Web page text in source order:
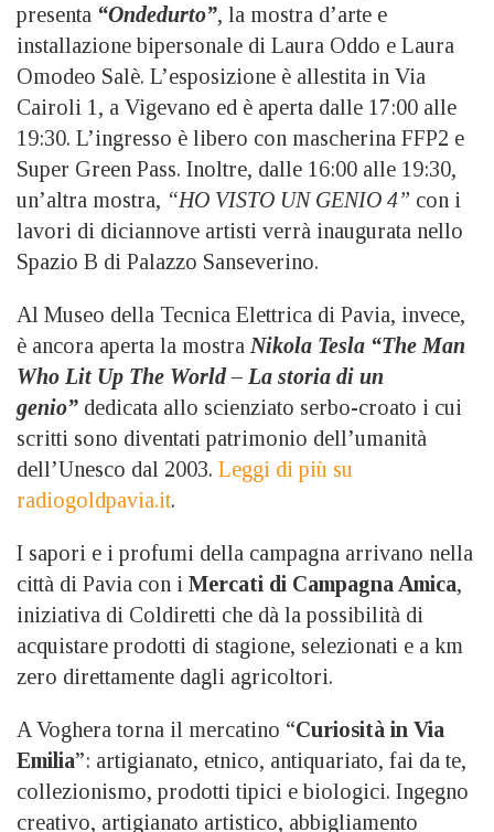
presenta “Ondedurto”, la mostra d’arte e
installazione bipersonale di Laura Oddo e Laura
Omodeo Salè. L’esposizione è allestita in Via
Cairoli 1, a Vigevano ed è aperta dalle 17:00 alle
19:30. L’ingresso è libero con mascherina FFP2 e
Super Green Pass. Inoltre, dalle 16:00 alle 19:30,
un’altra mostra, “HO VISTO UN GENIO 4” con i
lavori di diciannove artisti verrà inaugurata nello
Spazio B di Palazzo Sanseverino.
Al Museo della Tecnica Elettrica di Pavia, invece,
è ancora aperta la mostra Nikola Tesla “The Man
Who Lit Up The World – La storia di un
genio” dedicata allo scienziato serbo-croato i cui
scritti sono diventati patrimonio dell’umanità
dell’Unesco dal 2003. Leggi di più su
radiogoldpavia.it.
I sapori e i profumi della campagna arrivano nella
città di Pavia con i Mercati di Campagna Amica,
iniziativa di Coldiretti che dà la possibilità di
acquistare prodotti di stagione, selezionati e a km
zero direttamente dagli agricoltori.
A Voghera torna il mercatino “Curiosità in Via
Emilia”: artigianato, etnico, antiquariato, fai da te,
collezionismo, prodotti tipici e biologici. Ingegno
creativo, artigianato artistico, abbigliamento